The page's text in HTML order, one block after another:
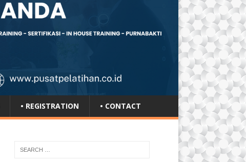
• REGISTRATION • CONTACT